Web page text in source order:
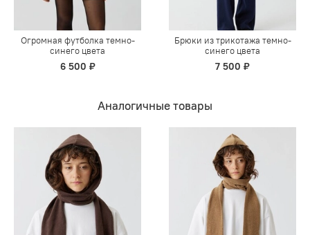
Огромная футболка темно-
синего цвета
6 500 ₽
Брюки из трикотажа темно-
синего цвета
7 500 ₽
Аналогичные товары